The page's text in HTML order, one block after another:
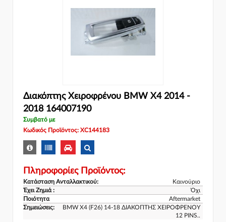
Διακόπτης Χειροφρένου BMW X4 2014 -
2018 164007190
Συμβατό με
Κωδικός Προϊόντος: XC144183
Πληροφορίες Προϊόντος:
Κατάσταση Ανταλλακτικού:
Καινούριο
Έχει Ζημιά :
Όχι
Ποιότητα
Aftermarket
Σημειώσεις:
BMW X4 (F26) 14-18 ΔΙΑΚΟΠΤΗΣ ΧΕΙΡΟΦΡΕΝΟΥ
12 PINS..